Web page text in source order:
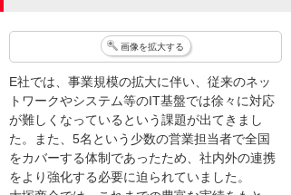
画像を拡大する
E社では、事業規模の拡大に伴い、従来のネッ
トワークやシステム等のIT基盤では徐々に対応
が難しくなっているという課題が出てきまし
た。また、5名という少数の営業担当者で全国
をカバーする体制であったため、社内外の連携
をより強化する必要に迫られていました。